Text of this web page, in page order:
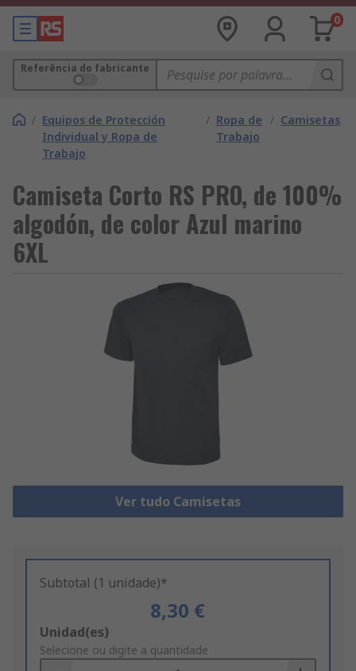
0
Referência do fabricante
/ Equipos de Protección
Individual y Ropa de
Trabajo
/ Ropa de
Trabajo
/ Camisetas
Camiseta Corto RS PRO, de 100%
algodón, de color Azul marino
6XL
Ver tudo Camisetas
Subtotal (1 unidade)*
8,30 €
Add
to
Unidad(es)
Selecione ou digite a quantidade